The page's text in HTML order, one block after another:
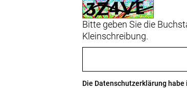
Bitte geben Sie die
Kleinschreibung.
Die Datenschutzerklärung habe